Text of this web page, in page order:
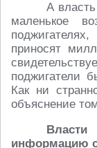
А
маленькое
приносят
поджигатели
Как ни
объяснение
информацию о